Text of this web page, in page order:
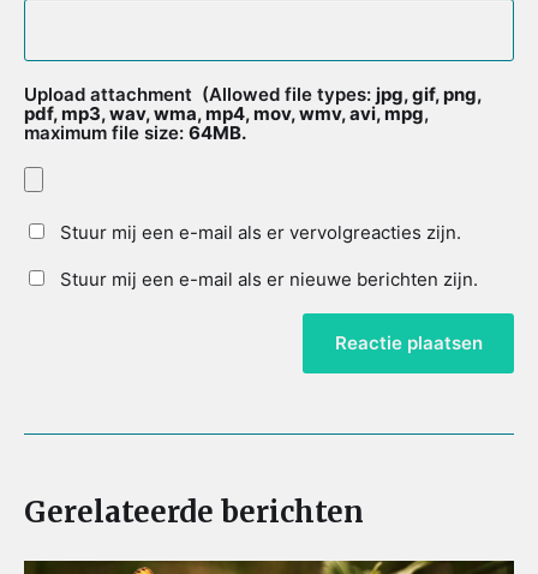
Upload attachment (Allowed file types: jpg, gif, png,
pdf, mp3, wav, wma, mp4, mov, wmv, avi, mpg,
maximum file size: 64MB.
Stuur mij een e-mail als er vervolgreacties zijn.
Stuur mij een e-mail als er nieuwe berichten zijn.
Gerelateerde berichten